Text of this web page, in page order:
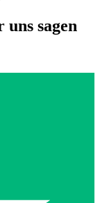
sagen